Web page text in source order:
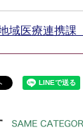
域医療連携課